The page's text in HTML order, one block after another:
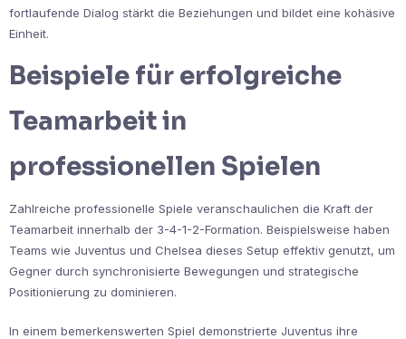
fortlaufende Dialog stärkt die Beziehungen und bildet eine kohäsive
Einheit.
Beispiele für erfolgreiche
Teamarbeit in
professionellen Spielen
Zahlreiche professionelle Spiele veranschaulichen die Kraft der
Teamarbeit innerhalb der 3-4-1-2-Formation. Beispielsweise haben
Teams wie Juventus und Chelsea dieses Setup effektiv genutzt, um
Gegner durch synchronisierte Bewegungen und strategische
Positionierung zu dominieren.
In einem bemerkenswerten Spiel demonstrierte Juventus ihre